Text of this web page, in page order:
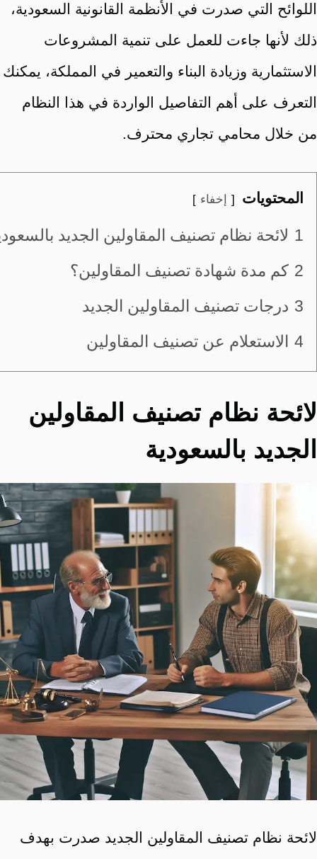
اللوائح التي صدرت في الأنظمة القانونية السعودية،
ذلك لأنها جاءت للعمل على تنمية المشروعات
الاستثمارية وزيادة البناء والتعمير في المملكة، يمكنك
التعرف على أهم التفاصيل الواردة في هذا النظام
من خلال محامي تجاري محترف.
المحتويات إخفاء
1 لائحة نظام تصنيف المقاولين الجديد
2 كم مدة شهادة تصنيف المقاولين؟
3 درجات تصنيف المقاولين الجديد
4
الاستعلام عن تصنيف المقاولين
لائحة نظام تصنيف المقاولين
الجديد بالسعودية
لائحة نظام تصنيف المقاولين الجديد صدرت بهدف